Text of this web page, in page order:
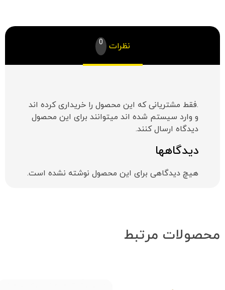
نظرات 0
دیدگاهها
هیچ دیدگاهی برای این محصول نوشته نشده است.
.فقط مشتریانی که این محصول را خریداری کرده اند
و وارد سیستم شده اند میتوانند برای این محصول
دیدگاه ارسال کنند.
محصولات مرتبط